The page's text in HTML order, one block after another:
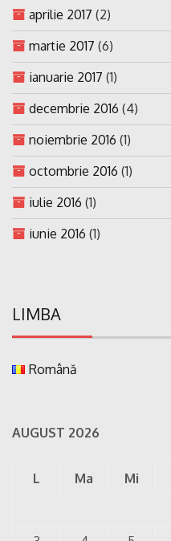
aprilie 2017 (2)
martie 2017 (6)
ianuarie 2017 (1)
decembrie 2016 (4)
noiembrie 2016 (1)
octombrie 2016 (1)
iulie 2016 (1)
iunie 2016 (1)
LIMBA
Română
AUGUST 2026
L Ma Mi